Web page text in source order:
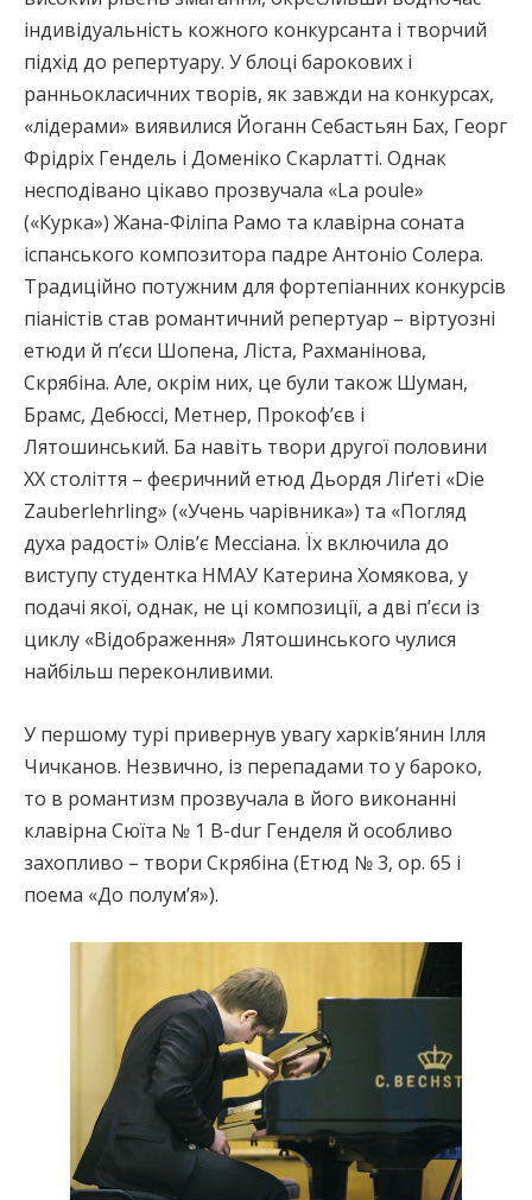
індивідуальність кожного конкурсанта і творчий
підхід до репертуару. У блоці барокових і
ранньокласичних творів, як завжди на конкурсах,
«лідерами» виявилися Йоганн Себастьян Бах, Георг
Фрідріх Гендель і Доменіко Скарлатті. Однак
несподівано цікаво прозвучала «La poule»
(«Курка») Жана-Філіпа Рамо та клавірна соната
іспанського композитора падре Антоніо Солера.
Традиційно потужним для фортепіанних конкурсів
піаністів став романтичний репертуар – віртуозні
етюди й п’єси Шопена, Ліста, Рахманінова,
Скрябіна. Але, окрім них, це були також Шуман,
Брамс, Дебюссі, Метнер, Прокоф’єв і
Лятошинський. Ба навіть твори другої половини
ХХ століття – феєричний етюд Дьордя Ліґеті «Die
Zauberlehrling» («Учень чарівника») та «Погляд
духа радості» Олів’є Мессіана. Їх включила до
виступу студентка НМАУ Катерина Хомякова, у
подачі якої, однак, не ці композиції, а дві п’єси із
циклу «Відображення» Лятошинського чулися
найбільш переконливими.
У першому турі привернув увагу харків’янин Ілля
Чичканов. Незвично, із перепадами то у бароко,
то в романтизм прозвучала в його виконанні
клавірна Сюїта № 1 B-dur Генделя й особливо
захопливо – твори Скрябіна (Етюд № 3, ор. 65 і
поема «До полум’я»).